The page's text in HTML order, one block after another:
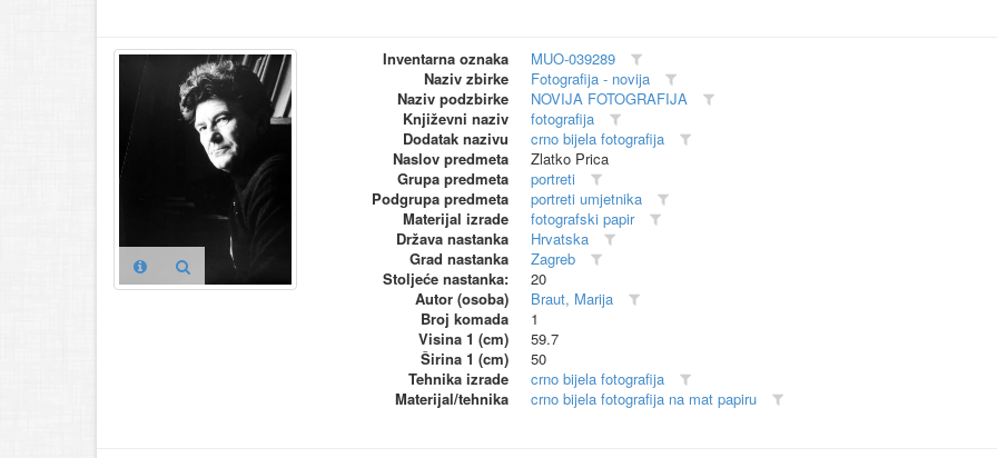
Inventarna oznaka
MUO-039289
Naziv zbirke
Fotografija - novija
Naziv podzbirke
NOVIJA FOTOGRAFIJA
Književni naziv
fotografija
Dodatak nazivu
crno bijela fotografija
Naslov predmeta
Zlatko Prica
Grupa predmeta
portreti
Podgrupa predmeta
portreti umjetnika
Materijal izrade
fotografski papir
Država nastanka
Hrvatska
Grad nastanka
Zagreb
Stoljeće nastanka:
20
Autor (osoba)
Braut, Marija
Broj komada
1
Visina 1 (cm)
59.7
Širina 1 (cm)
50
Tehnika izrade
crno bijela fotografija
Materijal/tehnika
crno bijela fotografija na mat papiru